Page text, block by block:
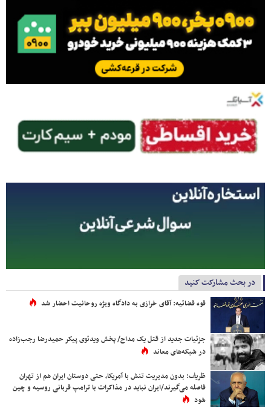
در بحث مشارکت کنید
قوه قضائیه: آقای خرازی به دادگاه ویژه روحانیت احضار شد
جزئیات جدید از قتل یک مداح/ پخش ویدئوی پیکر حمیدرضا رجب‌زاده
در شبکه‌های معاند
ظریف: بدون مدیریت تنش با آمریکا، حتی دوستان ایران هم از تهران
فاصله می‌گیرند/ایران نباید در مذاکرات با ترامپ قربانی روسیه و چین
شود